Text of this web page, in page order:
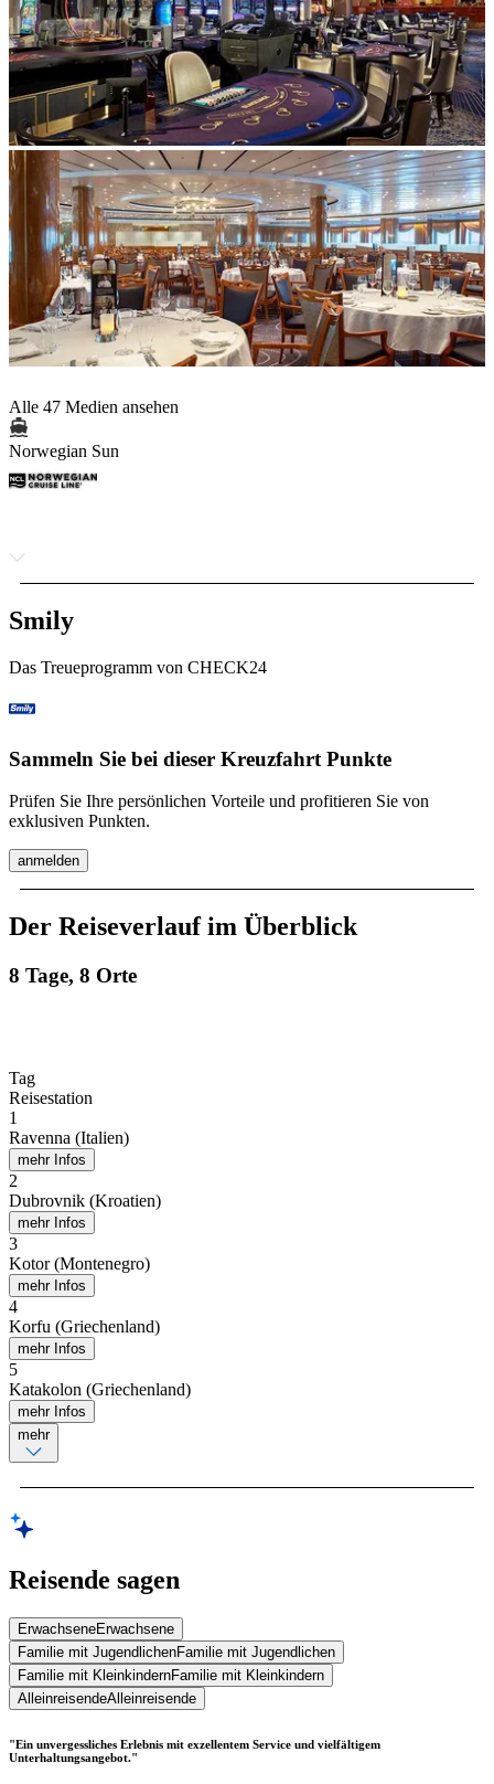
Alle 47 Medien ansehen
Norwegian Sun
Smily
Das Treueprogramm von CHECK24
Sammeln Sie bei dieser Kreuzfahrt Punkte
Prüfen Sie Ihre persönlichen Vorteile und profitieren Sie von
exklusiven Punkten.
anmelden
Der Reiseverlauf im Überblick
8 Tage, 8 Orte
Tag
Reisestation
1
Ravenna (Italien)
mehr Infos
2
Dubrovnik (Kroatien)
mehr Infos
3
Kotor (Montenegro)
mehr Infos
4
Korfu (Griechenland)
mehr Infos
5
Katakolon (Griechenland)
mehr Infos
mehr
Reisende sagen
ErwachseneErwachsene
Familie mit JugendlichenFamilie mit Jugendlichen
Familie mit KleinkindernFamilie mit Kleinkindern
AlleinreisendeAlleinreisende
"Ein unvergessliches Erlebnis mit exzellentem Service und vielfältigem
Unterhaltungsangebot."